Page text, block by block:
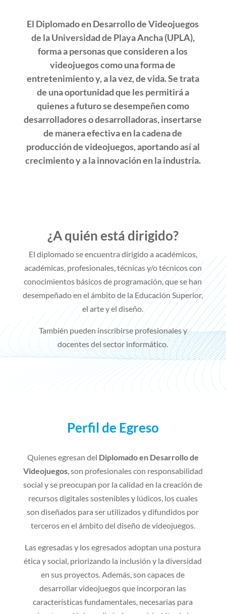
El Diplomado en Desarrollo de Videojuegos
de la Universidad de Playa Ancha (UPLA),
forma a personas que consideren a los
videojuegos como una forma de
entretenimiento y, a la vez, de vida.Se trata
de una oportunidad que les permitirá a
quienes a futuro se desempeñen como
desarrolladores o desarrolladoras, insertarse
de manera efectiva en la cadena de
producción de videojuegos, aportando así al
crecimiento y a la innovación en la industria.
¿A quién está dirigido?
El diplomado se encuentra dirigido a académicos,
académicas, profesionales, técnicas y/o técnicoscon
conocimientos básicos de programación, que se han
desempeñado en el ámbito de la Educación Superior,
el arte y el diseño.
También pueden inscribirse profesionales y
docentes del sector informático.
Perfil de Egreso
Quienes egresan del Diplomado en Desarrollo de
Videojuegos, son profesionales con responsabilidad
social y se preocupan por la calidad en la creación de
recursos digitales sostenibles y lúdicos, los cuales
son diseñados para ser utilizados y difundidos por
terceros en el ámbito del diseño de videojuegos.
Las egresadas y los egresados adoptan una postura
ética y social, priorizando la inclusión y la diversidad
en sus proyectos. Además, son capaces de
desarrollar videojuegos que incorporan las
características fundamentales, necesarias para